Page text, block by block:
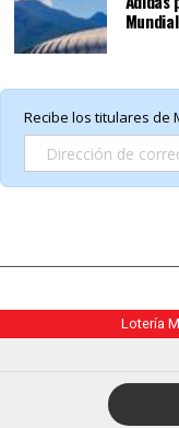
Lotería